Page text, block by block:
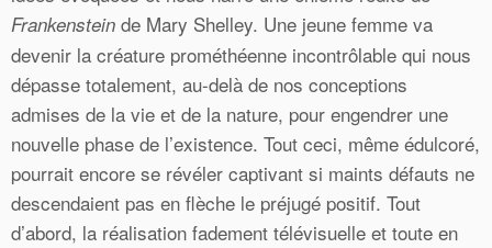
Frankenstein de Mary Shelley. Une jeune femme va
devenir la créature prométhéenne incontrôlable qui nous
dépasse totalement, au-delà de nos conceptions
admises de la vie et de la nature, pour engendrer une
nouvelle phase de l’existence. Tout ceci, même édulcoré,
pourrait encore se révéler captivant si maints défauts ne
descendaient pas en flèche le préjugé positif. Tout
d’abord, la réalisation fadement télévisuelle et toute en